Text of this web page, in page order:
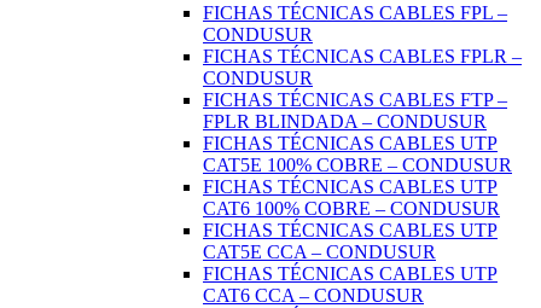
FICHAS TÉCNICAS CABLES FPL –
CONDUSUR
FICHAS TÉCNICAS CABLES FPLR –
CONDUSUR
FICHAS TÉCNICAS CABLES FTP –
FPLR BLINDADA – CONDUSUR
FICHAS TÉCNICAS CABLES UTP
CAT5E 100% COBRE – CONDUSUR
FICHAS TÉCNICAS CABLES UTP
CAT6 100% COBRE – CONDUSUR
FICHAS TÉCNICAS CABLES UTP
CAT5E CCA – CONDUSUR
FICHAS TÉCNICAS CABLES UTP
CAT6 CCA – CONDUSUR